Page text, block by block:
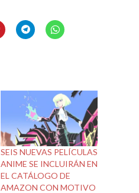
SEIS NUEVAS PELÍCULAS
ANIME SE INCLUIRÁN EN
EL CATÁLOGO DE
AMAZON CON MOTIVO